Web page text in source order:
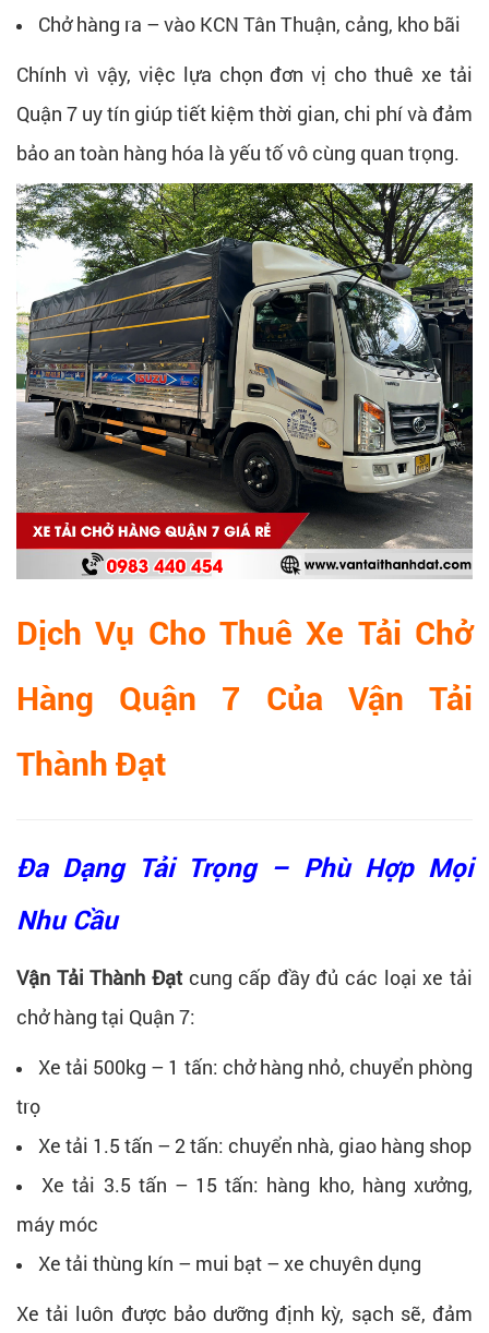
Chở hàng ra – vào KCN Tân Thuận, cảng, kho bãi
Chính vì vậy, việc lựa chọn đơn vị cho thuê xe tải
Quận 7 uy tín giúp tiết kiệm thời gian, chi phí và đảm
bảo an toàn hàng hóa là yếu tố vô cùng quan trọng.
Dịch Vụ Cho Thuê Xe Tải Chở
Hàng Quận 7 Của Vận Tải
Thành Đạt
Đa Dạng Tải Trọng – Phù Hợp Mọi
Nhu Cầu
Vận Tải Thành Đạtcung cấp đầy đủ các loại xe tải
chở hàng tại Quận 7:
Xe tải 500kg – 1 tấn: chở hàng nhỏ, chuyển phòng
trọ
Xe tải 1.5 tấn – 2 tấn: chuyển nhà, giao hàng shop
Xe tải 3.5 tấn – 15 tấn: hàng kho, hàng xưởng,
máy móc
Xe tải thùng kín – mui bạt – xe chuyên dụng
Xe tải luôn được bảo dưỡng định kỳ, sạch sẽ, đảm